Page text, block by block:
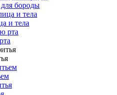
бороды
и тела